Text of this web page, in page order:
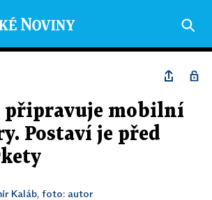
připravuje mobilní
Postaví je před
Kaláb, foto: autor